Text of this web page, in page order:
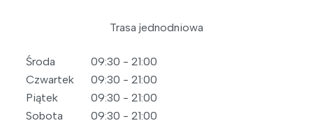
Trasa jednodniowa
Środa
09:30 - 21:00
Czwartek
09:30 - 21:00
Piątek
09:30 - 21:00
Sobota
09:30 - 21:00